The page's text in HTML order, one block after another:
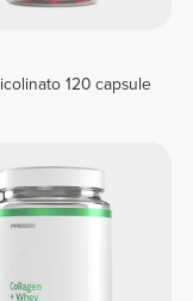
120 capsule